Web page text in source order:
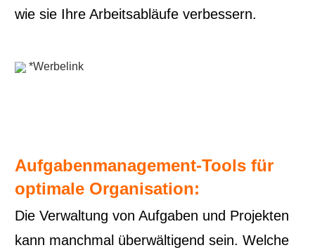
wie sie Ihre Arbeitsabläufe verbessern.
*Werbelink
Aufgabenmanagement-Tools für
optimale Organisation:
Die Verwaltung von Aufgaben und Projekten
kann manchmal überwältigend sein. Welche